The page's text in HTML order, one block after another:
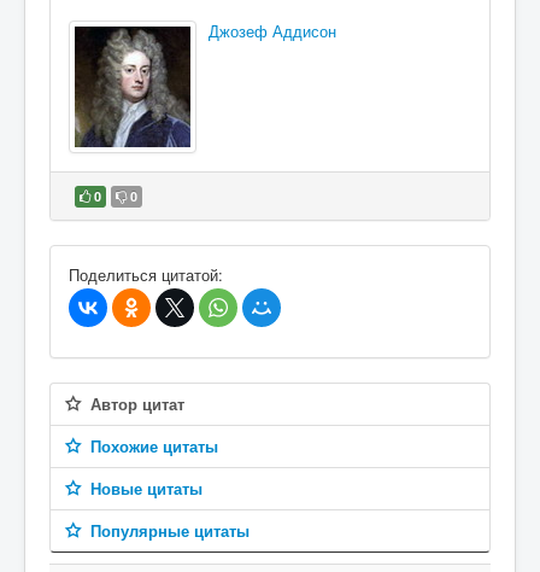
Джозеф Аддисон
0 0
В избранное
Поделиться цитатой:
Автор цитат
Похожие цитаты
Новые цитаты
Популярные цитаты